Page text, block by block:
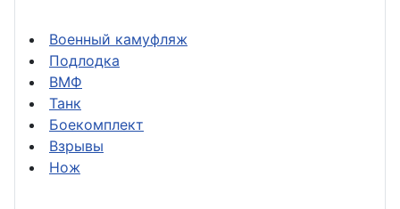
Военный камуфляж
Подлодка
ВМФ
Танк
Боекомплект
Взрывы
Нож